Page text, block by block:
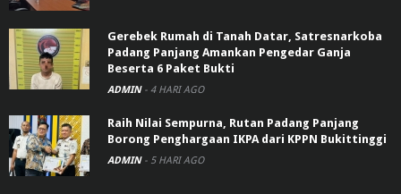
Gerebek Rumah di Tanah Datar, Satresnarkoba
Padang Panjang Amankan Pengedar Ganja
Beserta 6 Paket Bukti
ADMIN - 4 HARI AGO
Raih Nilai Sempurna, Rutan Padang Panjang
Borong Penghargaan IKPA dari KPPN Bukittinggi
ADMIN - 5 HARI AGO